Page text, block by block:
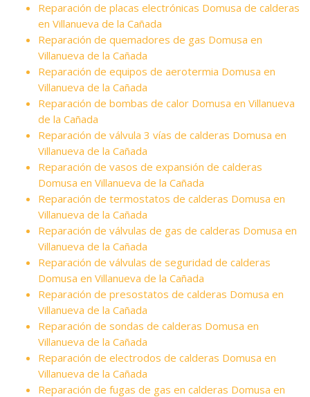
Reparación de placas electrónicas Domusa de calderas
en Villanueva de la Cañada
Reparación de quemadores de gas Domusa en
Villanueva de la Cañada
Reparación de equipos de aerotermia Domusa en
Villanueva de la Cañada
Reparación de bombas de calor Domusa en Villanueva
de la Cañada
Reparación de válvula 3 vías de calderas Domusa en
Villanueva de la Cañada
Reparación de vasos de expansión de calderas
Domusa en Villanueva de la Cañada
Reparación de termostatos de calderas Domusa en
Villanueva de la Cañada
Reparación de válvulas de gas de calderas Domusa en
Villanueva de la Cañada
Reparación de válvulas de seguridad de calderas
Domusa en Villanueva de la Cañada
Reparación de presostatos de calderas Domusa en
Villanueva de la Cañada
Reparación de sondas de calderas Domusa en
Villanueva de la Cañada
Reparación de electrodos de calderas Domusa en
Villanueva de la Cañada
Reparación de fugas de gas en calderas Domusa en